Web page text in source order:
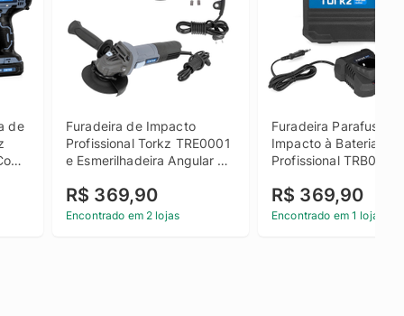
de
Furadeira de Impacto
Profissional Torkz TRE0001
e Esmerilhadeira Angular
R$ 369,90
Encontrado em 2 lojas
Furadeira
Impacto à Bateria
Profissional
R$ 369,90
Encontrado em 1 loja